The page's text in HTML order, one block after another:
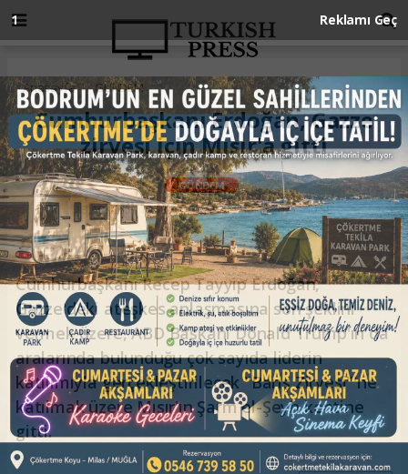
Anasayfa GÜNDEM
Cumhurbaşkanı Erdoğan, Gazze
zirvesi için Mısır'a gitti
GÜNDEM
13.10.2025 - 10:58, Güncelleme: 13.10.2025 - 10:58
Cumhurbaşkanı Recep Tayyip Erdoğan,
Gazze'deki ateşkes anlaşmasına son şeklini
vermek üzere, ABD Başkanı Donald Trump'ın da
aralarında bulunduğu çok sayıda liderin
katılımıyla gerçekleştirilecek "Barış Zirvesi"'ne
katılmak üzere Mısır'ın Şarm el-Şeyh kentine
gitti.